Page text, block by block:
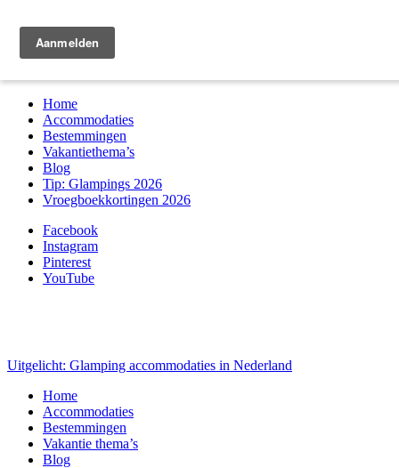
Home
Accommodaties
Bestemmingen
Vakantiethema’s
Blog
Tip: Glampings 2026
Vroegboekkortingen 2026
Facebook
Instagram
Pinterest
YouTube
Uitgelicht: Glamping accommodaties in Nederland
Home
Accommodaties
Bestemmingen
Vakantie thema’s
Blog